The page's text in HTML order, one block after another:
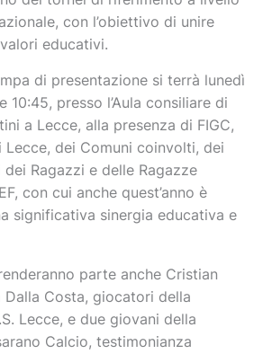
con l’obiettivo di unire
educativi.
di presentazione si terrà lunedì
10:45, presso l’Aula consiliare di
a Lecce, alla presenza di FIGC,
Lecce, dei Comuni coinvolti, dei
Ragazzi e delle Ragazze
con cui anche quest’anno è
significativa sinergia educativa e
parte anche Cristian
Dalla Costa, giocatori della
Lecce, e due giovani della
Calcio, testimonianza